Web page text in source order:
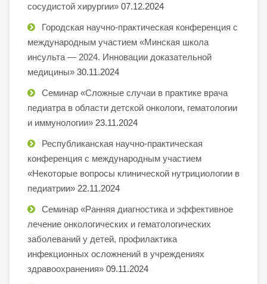
сосудистой хирургии» 07.12.2024
Городская научно-практическая конференция с
международным участием «Минская школа
инсульта — 2024. Инновации доказательной
медицины» 30.11.2024
Семинар «Сложные случаи в практике врача
педиатра в области детской онкологи, гематологии
и иммунологии» 23.11.2024
Республиканская научно-практическая
конференция с международным участием
«Некоторые вопросы клинической нутрициологии в
педиатрии» 22.11.2024
Семинар «Ранняя диагностика и эффективное
лечение онкологических и гематологических
заболеваний у детей, профилактика
инфекционных осложнений в учреждениях
здравоохранения» 09.11.2024